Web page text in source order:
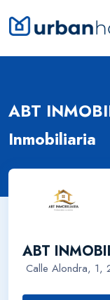
ABT
Inmobiliaria
ABT
Calle Alondra, 1,